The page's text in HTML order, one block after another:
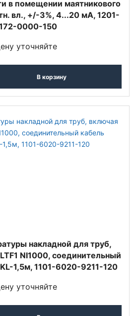
в помещении маятникового
вл., +/-3%, 4...20 мA, 1201-
0000-150
уточняйте
В корзину
накладной для труб,
NI1000, соединительный
1,5м, 1101-6020-9211-120
уточняйте